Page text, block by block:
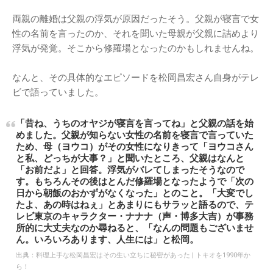
両親の離婚は父親の浮気が原因だったそう。父親が寝言で女
性の名前を言ったのか、それを聞いた母親が父親に詰めより
浮気が発覚。そこから修羅場となったのかもしれませんね。
なんと、その具体的なエピソードを松岡昌宏さん自身がテレ
ビで語っていました。
「昔ね、うちのオヤジが寝言を言ってね」と父親の話を始
めました。父親が知らない女性の名前を寝言で言っていた
ため、母（ヨウコ）がその女性になりきって「ヨウコさん
と私、どっちが大事？」と聞いたところ、父親はなんと
「お前だよ」と回答。浮気がバレてしまったそうなので
す。もちろんその後はとんだ修羅場となったようで「次の
日から朝飯のおかずがなくなった」とのこと。「大変でし
たよ、あの時はねぇ」とあまりにもサラッと語るので、テ
レビ東京のキャラクター・ナナナ（声・博多大吉）が事務
所的に大丈夫なのか尋ねると、「なんの問題もございませ
ん。いろいろあります、人生には」と松岡。
出典： 料理上手な松岡昌宏はその生い立ちに秘密があった | トキオを1990年か
ら！